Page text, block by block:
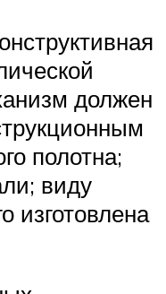
должен
полотна;
виду
изготовлена